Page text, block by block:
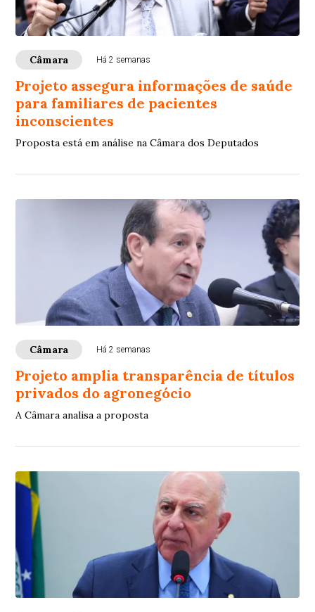
Câmara Há 2 semanas
Projeto assegura informações de saúde
para familiares de pacientes
inconscientes
Proposta está em análise na Câmara dos Deputados
Câmara Há 2 semanas
Projeto amplia transparência de títulos
privados do agronegócio
A Câmara analisa a proposta